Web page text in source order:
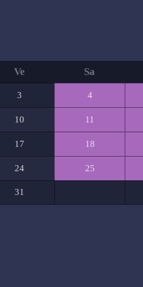
Ve Sa
3 4
10 11
17 18
24 25
31